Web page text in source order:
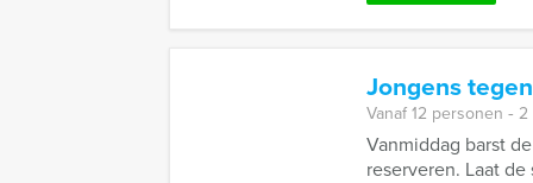
Jongens
Vanaf 12 personen ‐
Vanmiddag barst
reserveren. Laat